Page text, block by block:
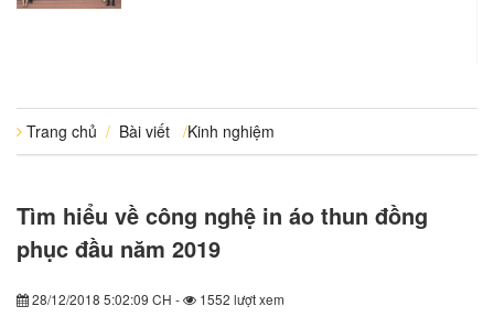
Trang chủ / Bài viết /Kinh nghiệm
Tìm hiểu về công nghệ in áo thun đồng
phục đầu năm 2019
28/12/2018 5:02:09 CH - 1552 lượt xem